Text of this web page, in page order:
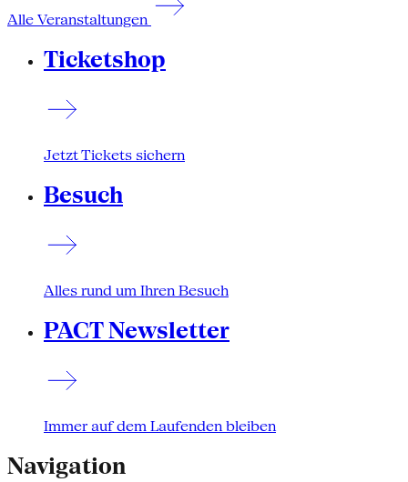
Alle Veranstaltungen
Ticketshop
Jetzt Tickets sichern
Besuch
Alles rund um Ihren Besuch
PACT Newsletter
Immer auf dem Laufenden bleiben
Navigation